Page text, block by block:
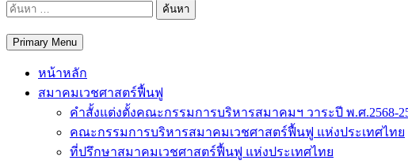
ค้นหา
Primary Menu
หน้าหลัก
สมาคมเวชศาสตร์ฟื้นฟู
คำสั้งแต่งตั้งคณะกรรมการบริหารสมาคมฯ วาระปี พ.ศ.2568-
คณะกรรมการบริหารสมาคมเวชศาสตร์ฟื้นฟู แห่งประเทศไทย
ที่ปรึกษาสมาคมเวชศาสตร์ฟื้นฟู แห่งประเทศไทย